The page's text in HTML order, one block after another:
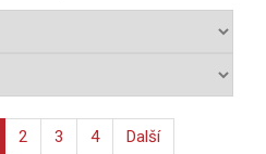
2 3 4 Další